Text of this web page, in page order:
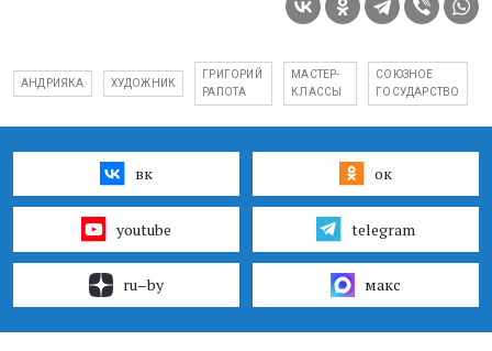
АНДРИЯКА ХУДОЖНИК
ГРИГОРИЙ
РАПОТА
МАСТЕР-
КЛАССЫ
СОЮЗНОЕ
ГОСУДАРСТВО
вк ок
youtube telegram
ru–by макс